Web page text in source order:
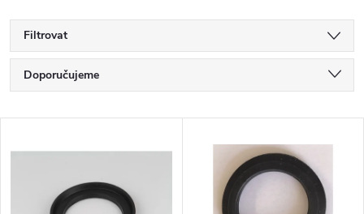
Filtrovat
Ř
a
z
Doporučujeme
Abecedně